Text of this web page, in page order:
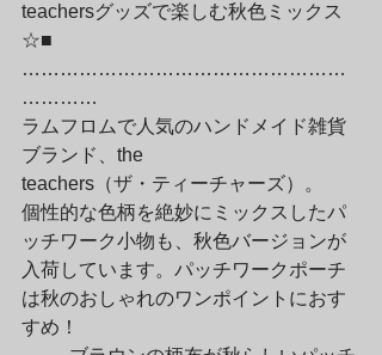
teachersグッズで楽しむ秋色ミックス
☆■
……………………………………………
…………
ラムフロムで人気のハンドメイド雑貨
ブランド、the
teachers（ザ・ティーチャーズ）。
個性的な色柄を絶妙にミックスしたパ
ッチワーク小物も、秋色バージョンが
入荷しています。パッチワークポーチ
は秋のおしゃれのワンポイントにおす
すめ！